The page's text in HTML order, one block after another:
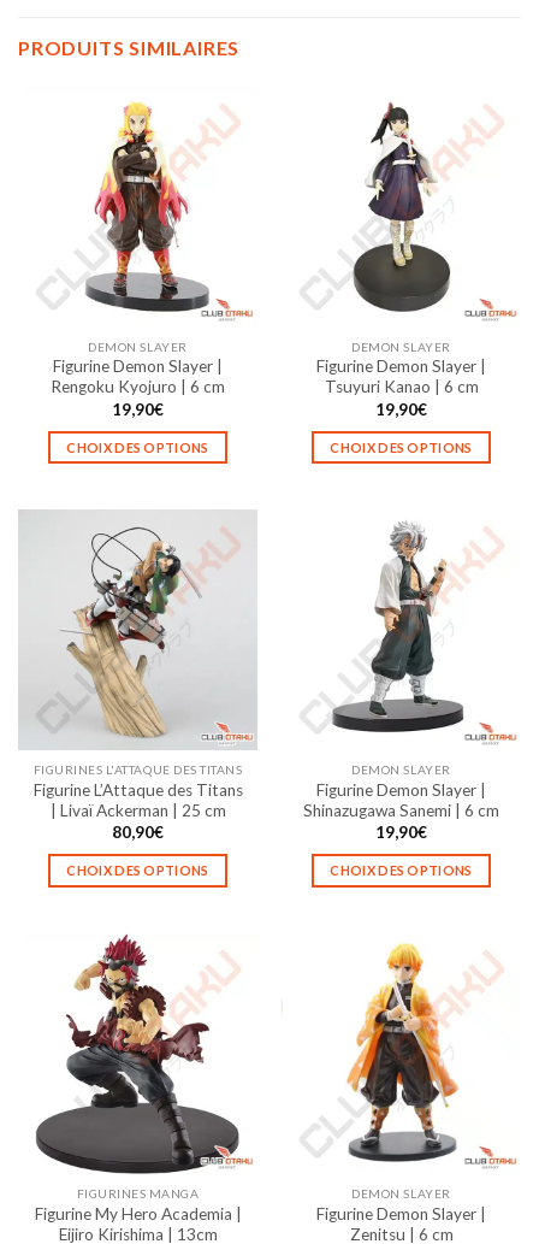
PRODUITS SIMILAIRES
DEMON SLAYER
Figurine Demon Slayer |
Rengoku Kyojuro | 6 cm
19,90€
CHOIX DES OPTIONS
a
plusieurs
variations.
Les
options
peuvent
être
choisies
sur
la
page
du
produit
DEMON SLAYER
Figurine Demon Slayer |
Tsuyuri Kanao | 6 cm
19,90€
CHOIX DES OPTIONS
a
plusieurs
variations.
Les
options
peuvent
être
choisies
sur
page
du
produit
FIGURINES L'ATTAQUE DES TITANS
Figurine L’Attaque des Titans
| Livaï Ackerman | 25 cm
80,90€
CHOIX DES OPTIONS
a
plusieurs
variations.
Les
options
peuvent
être
choisies
la
page
du
DEMON SLAYER
Figurine Demon Slayer |
Shinazugawa Sanemi | 6 cm
19,90€
CHOIX DES OPTIONS
a
plusieurs
variations.
Les
options
peuvent
être
choisies
sur
page
du
FIGURINES MANGA
Figurine My Hero Academia |
Eijiro Kirishima | 13cm
DEMON SLAYER
Figurine Demon Slayer |
Zenitsu | 6 cm